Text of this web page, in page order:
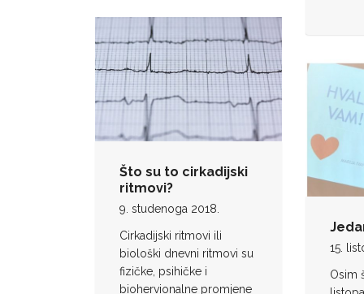
Što su to cirkadijski
ritmovi?
9. studenoga 2018.
Cirkadijski ritmovi ili
biološki dnevni ritmovi su
fizičke, psihičke i
biohervionalne promjene
15.
Osim